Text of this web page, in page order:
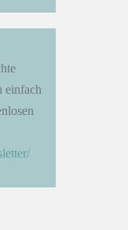
einfach